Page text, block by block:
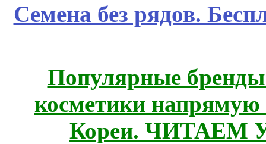
Семена без рядов.
Популярные
косметики
Кореи. ЧИТАЕМ